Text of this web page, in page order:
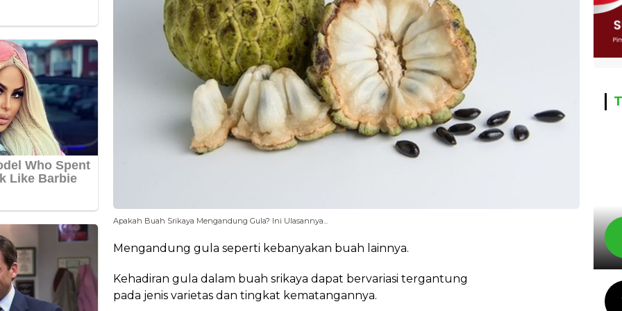
Apakah Buah Srikaya Mengandung Gula? Ini Ulasannya...
Mengandung gula seperti kebanyakan buah lainnya.
Kehadiran gula dalam buah srikaya dapat bervariasi tergantung
pada jenis varietas dan tingkat kematangannya.